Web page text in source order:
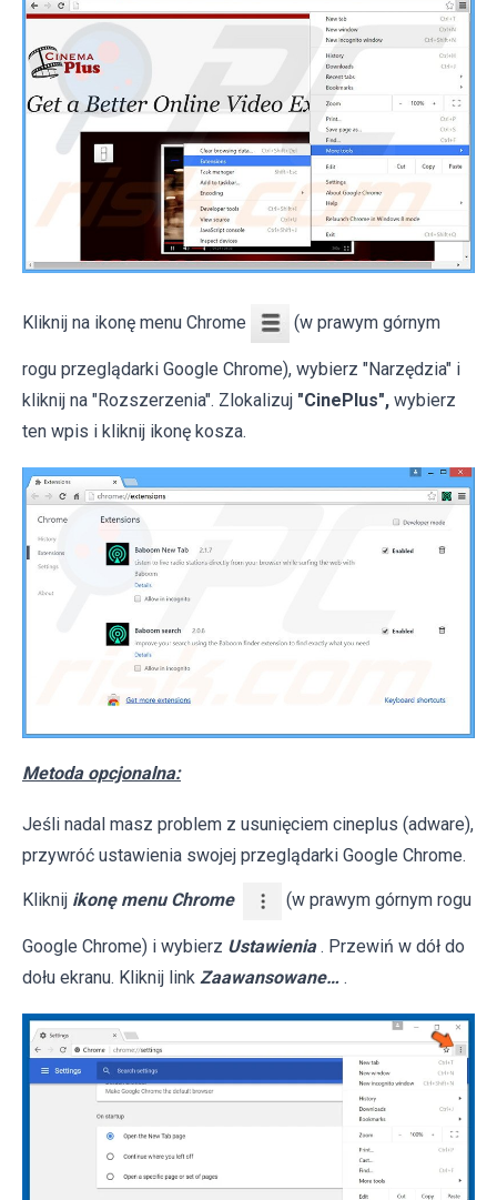
Kliknij na ikonę menu Chrome (w prawym górnym
rogu przeglądarki Google Chrome), wybierz "Narzędzia" i
kliknij na "Rozszerzenia". Zlokalizuj "CinePlus", wybierz
ten wpis i kliknij ikonę kosza.
Metoda opcjonalna:
Jeśli nadal masz problem z usunięciem cineplus (adware),
przywróć ustawienia swojej przeglądarki Google Chrome.
Kliknij ikonę menu Chrome (w prawym górnym rogu
Google Chrome) i wybierz Ustawienia . Przewiń w dół do
dołu ekranu. Kliknij link Zaawansowane… .